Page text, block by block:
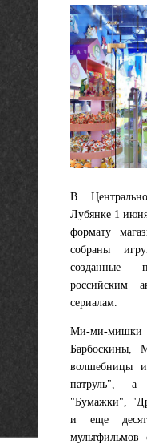
В
Лубянке 1
формату
собраны
созданные
российским
сериалам.
Ми-ми-
Барбоскины,
волшебницы
патруль", а
"Бумажки",
и еще
мультфильмов